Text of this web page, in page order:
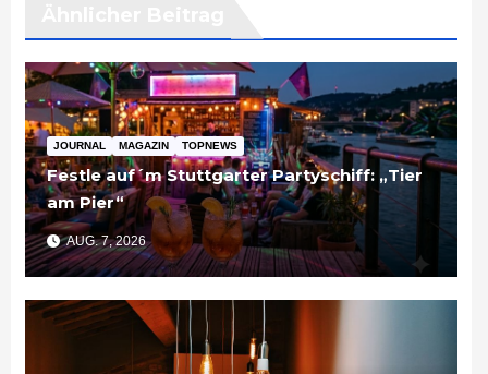
JOURNAL MAGAZIN TOPNEWS
Festle auf´m Stuttgarter Partyschiff: „Tier
am Pier“
AUG. 7, 2026